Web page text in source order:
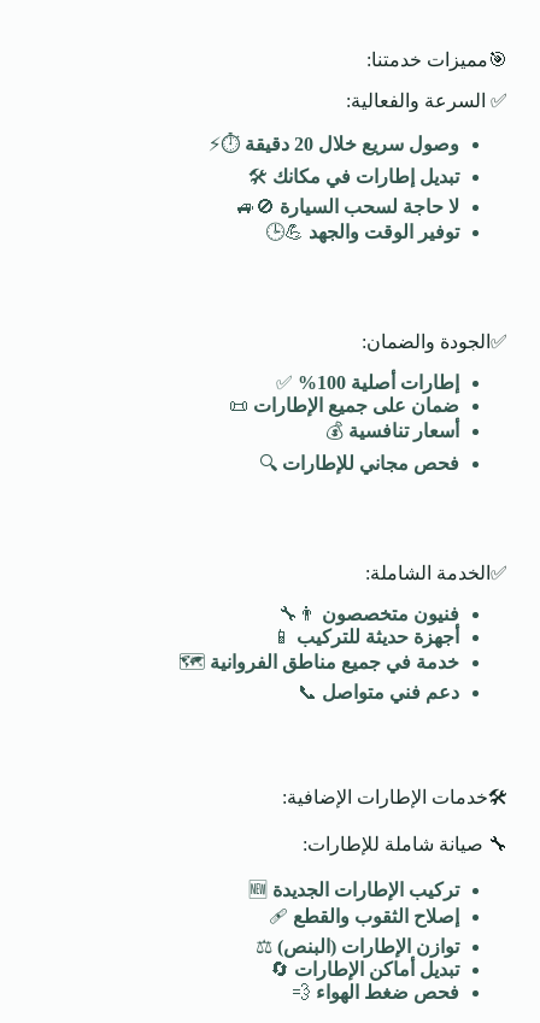
🎯مميزات خدمتنا:
✅ السرعة والفعالية:
وصول سريع خلال 20 دقيقة
⏱️⚡
تبديل إطارات في مكانك 🛠️
لا حاجة لسحب السيارة 🚫🚙
توفير الوقت والجهد 💪🕒
✅الجودة والضمان:
إطارات أصلية 100
%
✅
ضمان على جميع الإطارات 📜
أسعار تنافسية 💰
فحص مجاني للإطارات 🔍
✅الخدمة الشاملة:
فنيون متخصصون 👨‍🔧
أجهزة حديثة للتركيب 📱
خدمة في جميع مناطق الفروانية 🗺️
دعم فني متواصل 📞
🛠️خدمات الإطارات الإضافية:
🔧 صيانة شاملة للإطارات:
تركيب الإطارات الجديدة
إصلاح الثقوب والقطع 🩹
توازن الإطارات (البنص)⚖️
تبديل أماكن الإطارات 🔄
فحص ضغط الهواء 💨